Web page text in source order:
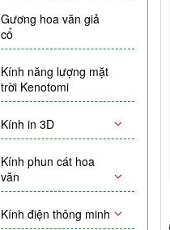
Gương hoa văn giả
cổ
Kính năng lượng mặt
trời Kenotomi
Kính in 3D
Kính phun cát hoa
văn
Kính điện thông minh